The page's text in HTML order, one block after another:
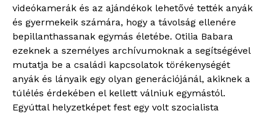
videókamerák és az ajándékok lehetővé tették anyák
és gyermekeik számára, hogy a távolság ellenére
bepillanthassanak egymás életébe. Otilia Babara
ezeknek a személyes archívumoknak a segítségével
mutatja be a családi kapcsolatok törékenységét
anyák és lányaik egy olyan generációjánál, akiknek a
túlélés érdekében el kellett válniuk egymástól.
Egyúttal helyzetképet fest egy volt szocialista